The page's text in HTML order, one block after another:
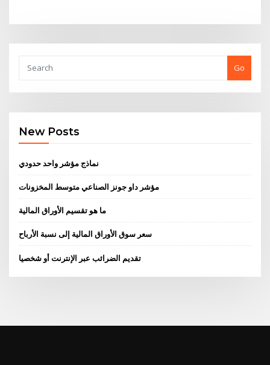
Go
New Posts
نماذج مؤشر واحد حدودي
مؤشر داو جونز الصناعي متوسط ​​المخزونات
ما هو تقسيم الأوراق المالية
سعر سوق الأوراق المالية إلى نسبة الأرباح
تقديم الضرائب عبر الإنترنت أو شخصيا